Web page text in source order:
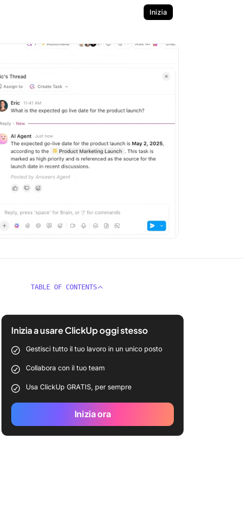
Inizia
TABLE OF CONTENTS
Inizia a usare ClickUp oggi stesso
Gestisci tutto il tuo lavoro in un unico posto
Collabora con il tuo team
Usa ClickUp GRATIS, per sempre
Inizia ora